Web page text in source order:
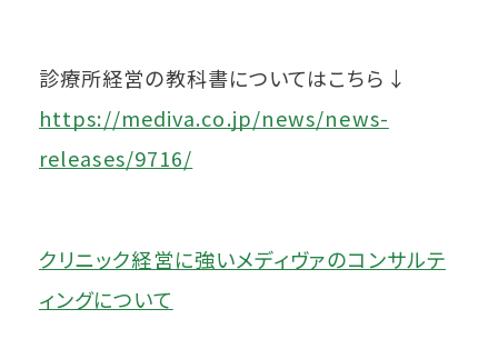
診療所経営の教科書についてはこちら↓
https://mediva.co.jp/news/news-
releases/9716/
クリニック経営に強いメディヴァのコンサルテ
ィングについて